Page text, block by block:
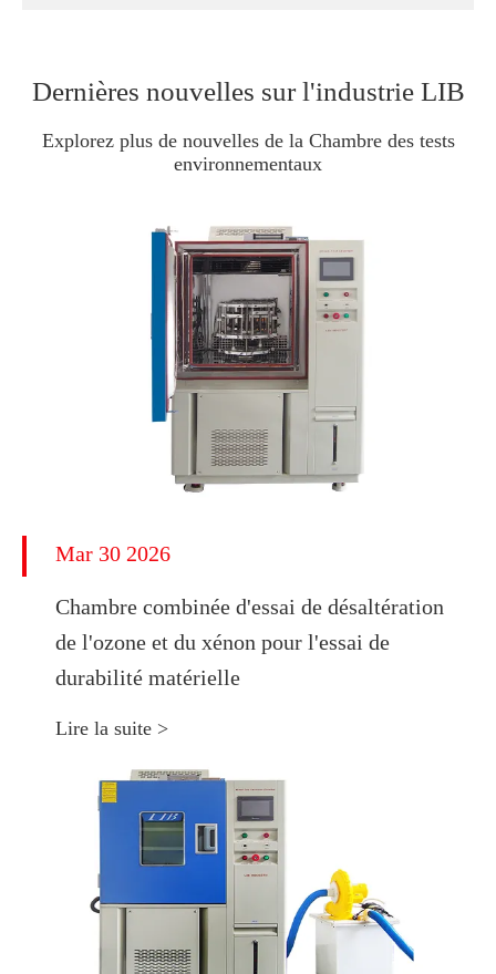
Dernières nouvelles sur l'industrie LIB
Explorez plus de nouvelles de la Chambre des tests
environnementaux
Mar 30 2026
Chambre combinée d'essai de désaltération
de l'ozone et du xénon pour l'essai de
durabilité matérielle
Lire la suite >